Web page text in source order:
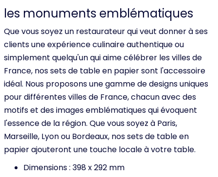
les monuments emblématiques
Que vous soyez un restaurateur qui veut donner à ses
clients une expérience culinaire authentique ou
simplement quelqu'un qui aime célébrer les villes de
France, nos sets de table en papier sont l'accessoire
idéal. Nous proposons une gamme de designs uniques
pour différentes villes de France, chacun avec des
motifs et des images emblématiques qui évoquent
l'essence de la région. Que vous soyez à Paris,
Marseille, Lyon ou Bordeaux, nos sets de table en
papier ajouteront une touche locale à votre table.
Dimensions : 398 x 292 mm